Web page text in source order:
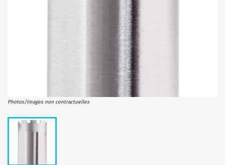
Photos/Images non contractuelles